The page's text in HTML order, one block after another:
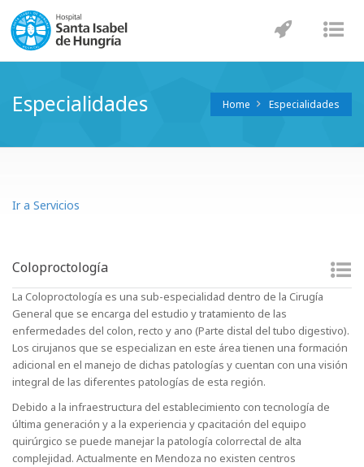
Especialidades Home Especialidades
Ir a Servicios
Coloproctología
La Coloproctología es una sub-especialidad dentro de la Cirugía
General que se encarga del estudio y tratamiento de las
enfermedades del colon, recto y ano (Parte distal del tubo digestivo).
Los cirujanos que se especializan en este área tienen una formación
adicional en el manejo de dichas patologías y cuentan con una visión
integral de las diferentes patologías de esta región.
Debido a la infraestructura del establecimiento con tecnología de
última generación y a la experiencia y cpacitación del equipo
quirúrgico se puede manejar la patología colorrectal de alta
complejidad. Actualmente en Mendoza no existen centros